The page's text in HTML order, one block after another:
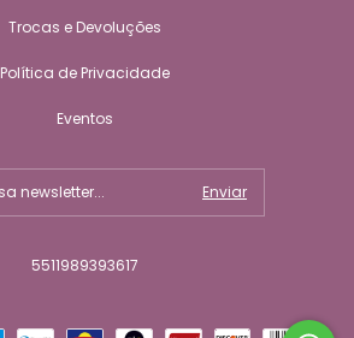
Trocas e Devoluções
Política de Privacidade
Eventos
5511989393617